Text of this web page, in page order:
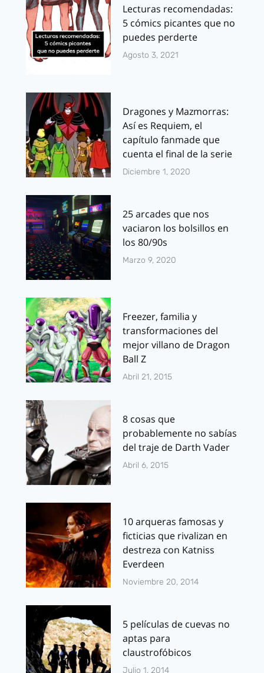
Lecturas recomendadas:
5 cómics picantes que no
puedes perderte
Agosto 3, 2021
Dragones y Mazmorras:
Así es Requiem, el
capítulo fanmade que
cuenta el final de la serie
Diciembre 1, 2020
25 arcades que nos
vaciaron los bolsillos en
los 80/90s
Marzo 9, 2020
Freezer, familia y
transformaciones del
mejor villano de Dragon
Ball Z
Abril 21, 2015
8 cosas que
probablemente no sabías
del traje de Darth Vader
Abril 6, 2015
10 arqueras famosas y
ficticias que rivalizan en
destreza con Katniss
Everdeen
Noviembre 20, 2014
5 películas de cuevas no
aptas para
claustrofóbicos
Julio 1, 2014